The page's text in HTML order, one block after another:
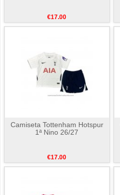
€17.00
Camiseta Tottenham Hotspur
1ª Nino 26/27
€17.00